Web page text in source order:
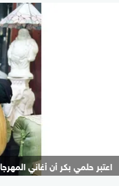
اعتبر حلمي بكر أن أغاني